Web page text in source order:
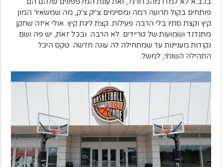
פותחים בקול תרועה רמה ומסיימים צ'יק צ'ק, מה שמשאיר המון
קיץ וקצת סתיו בלי הרבה פעילות. קצת ליגת קיץ. אולי איזה שחקן
מתנדנד ושמועות של טריידים. לא הרבה. ובכל זאת, יש פה ושם
נקודות מעניינות עד שמתחילה לה עונה חדשה. טקס היכל
התהילה השנתי, למשל.